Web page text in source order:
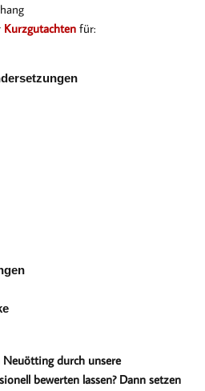
Kurzgutachten für:
durch unsere
bewerten lassen? Dann setzen